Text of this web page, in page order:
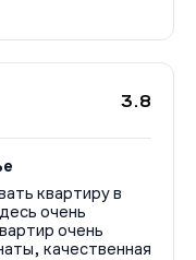
3.8
квартиру в
очень
очень
качественная